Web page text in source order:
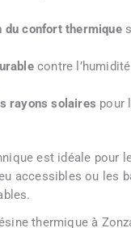
du confort thermique
contre
rayons solaires pour
est idéale pour
accessibles ou les
thermique à